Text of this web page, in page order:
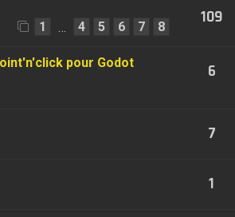
1 4 5 6 7 8 109
pour Godot
6
7
1